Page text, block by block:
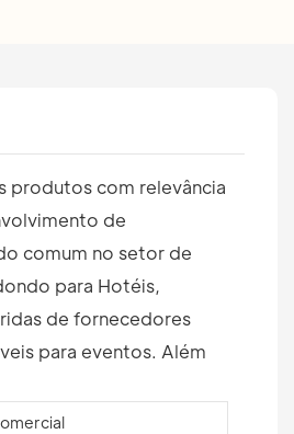
produtos com relevância
de
comum no setor de
para Hotéis,
de fornecedores
para eventos. Além